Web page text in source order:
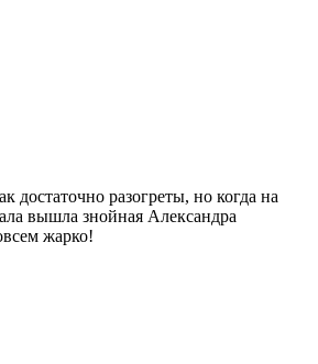
достаточно разогреты, но когда на
вышла знойная Александра
жарко!